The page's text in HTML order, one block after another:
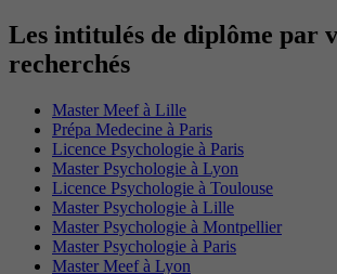
Les intitulés de diplôme par
recherchés
Master Meef à Lille
Prépa Medecine à Paris
Licence Psychologie à Paris
Master Psychologie à Lyon
Licence Psychologie à Toulouse
Master Psychologie à Lille
Master Psychologie à Montpellier
Master Psychologie à Paris
Master Meef à Lyon